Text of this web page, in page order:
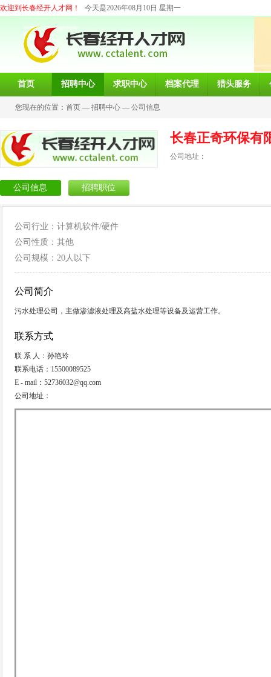
欢迎到长春经开人才网！ 今天是2026年08月10日 星期一
首页 招聘中心 求职中心 档案代理 猎头服务
您现在的位置： 首页 — 招聘中心 — 公司信息
长春正奇环保有
公司地址：
公司信息 招聘职位
公司行业：计算机软件/硬件
公司性质：其他
公司规模：20人以下
公司简介
污水处理公司，主做渗滤液处理及高盐水处理等设备及运营工作。
联系方式
联 系 人：孙艳玲
联系电话：15500089525
E - mail：52736032@qq.com
公司地址：